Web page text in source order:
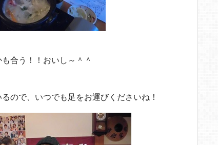
合う！！おいし～＾＾
ので、いつでも足をお運びくださいね！